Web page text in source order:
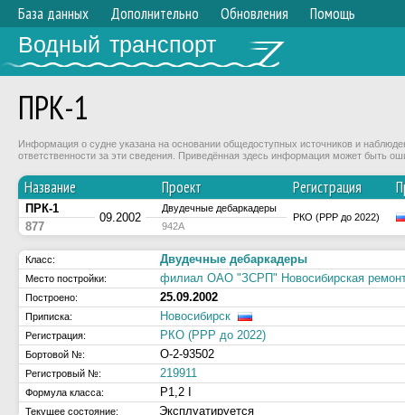
База данных Дополнительно Обновления Помощь
Водный транспорт
ПРК-1
Информация о судне указана на основании общедоступных источников и
ответственности за эти сведения. Приведённая здесь информация может быть
Название Проект Регистрация
ПРК-1
09.2002
Двудечные дебаркадеры
РКО (РРР до 2022)
877 942А
Класс: Двудечные дебаркадеры
Место постройки: филиал ОАО "ЗСРП" Новосибирская
Построено: 25.09.2002
Приписка: Новосибирск
Регистрация: РКО (РРР до 2022)
Бортовой №: О-2-93502
Регистровый №: 219911
Формула класса: Р1,2 I
Текущее состояние: Эксплуатируется